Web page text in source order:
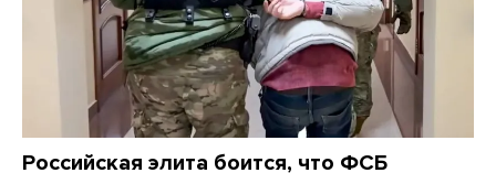
Российская элита боится, что ФСБ